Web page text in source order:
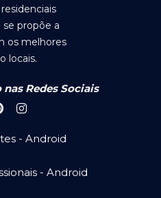
se propõe a
os melhores
locais.
Redes Sociais
- Android
- Android